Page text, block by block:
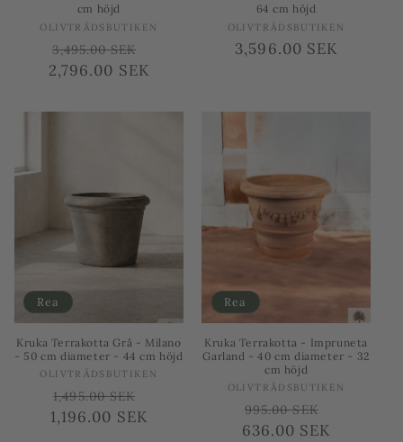
cm höjd
Säljare:
OLIVTRÄDSBUTIKEN
Ordinarie
pris
3,495.00 SEK
Försäljningspris
2,796.00 SEK
64 cm höjd
Säljare:
OLIVTRÄDSBUTIKEN
Ordinarie
3,596.00 SEK
Rea
Kruka Terrakotta Grå - Milano
- 50 cm diameter - 44 cm höjd
Säljare:
OLIVTRÄDSBUTIKEN
Ordinarie
pris
1,495.00 SEK
Försäljningspris
1,196.00 SEK
Rea
Kruka Terrakotta - Impruneta
Garland - 40 cm diameter - 32
cm höjd
Säljare:
OLIVTRÄDSBUTIKEN
Ordinarie
pris
995.00 SEK
636.00 SEK